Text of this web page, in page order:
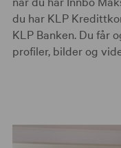
du har KLP
KLP Banken. Du får
profiler, bilder og